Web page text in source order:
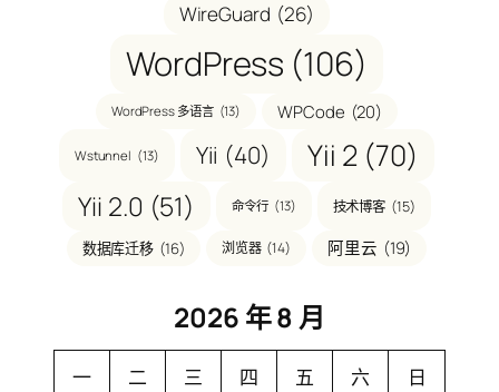
WireGuard (26)
WordPress (106)
WordPress 多语言 (13) WPCode (20)
Wstunnel (13) Yii (40) Yii 2 (70)
Yii 2.0 (51) 命令行 (13) 技术博客 (15)
数据库迁移 (16) 浏览器 (14) 阿里云 (19)
2026 年 8 月
一 二 三 四 五 六 日